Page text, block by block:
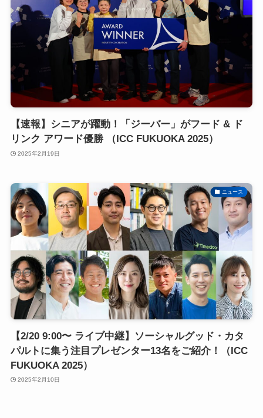
【速報】シニアが躍動！「ジーバー」がフード & ド
リンク アワード優勝 （ICC FUKUOKA 2025）
2025年2月19日
ニュース
【2/20 9:00〜 ライブ中継】ソーシャルグッド・カタ
パルトに集う注目プレゼンター13名をご紹介！（ICC
FUKUOKA 2025）
2025年2月10日